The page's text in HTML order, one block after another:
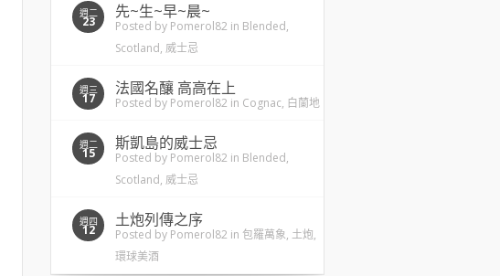
週二
23
先~生~早~晨~
Posted by Pomerol82 in Blended,
Scotland, 威士忌
週三
17
法國名釀 高高在上
Posted by Pomerol82 in Cognac, 白蘭地
週二
15
斯凱島的威士忌
Posted by Pomerol82 in Blended,
Scotland, 威士忌
週四
12
土炮列傳之序
Posted by Pomerol82 in 包羅萬象, 土炮,
環球美酒